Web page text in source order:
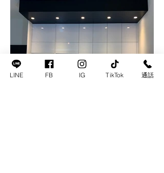
LINE FB IG TikTok 通話